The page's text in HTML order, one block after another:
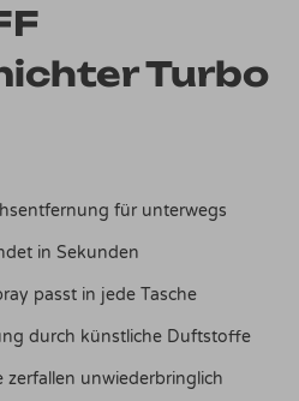
Turbo
für unterwegs
in Sekunden
passt in jede Tasche
durch künstliche Duftstoffe
zerfallen unwiederbringlich